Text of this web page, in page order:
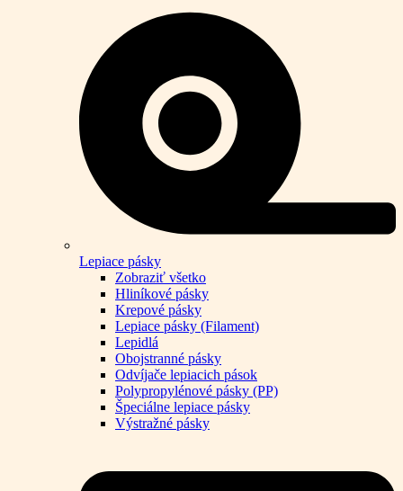
Lepiace pásky
Zobraziť všetko
Hliníkové pásky
Krepové pásky
Lepiace pásky (Filament)
Lepidlá
Obojstranné pásky
Odvíjače lepiacich pások
Polypropylénové pásky (PP)
Špeciálne lepiace pásky
Výstražné pásky